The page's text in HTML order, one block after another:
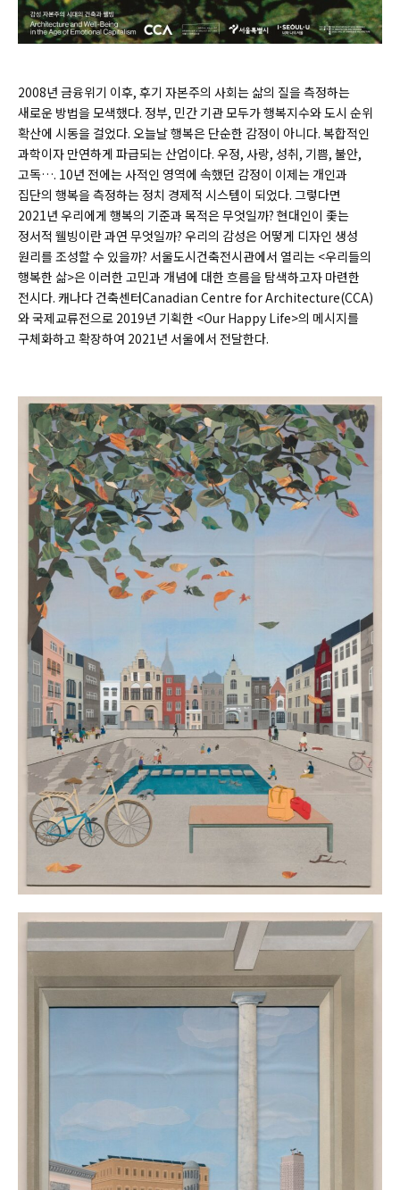
2008년 금융위기 이후, 후기 자본주의 사회는 삶의 질을 측정하는
새로운 방법을 모색했다. 정부, 민간 기관 모두가 행복지수와 도시 순위
확산에 시동을 걸었다. 오늘날 행복은 단순한 감정이 아니다. 복합적인
과학이자 만연하게 파급되는 산업이다. 우정, 사랑, 성취, 기쁨, 불안,
고독…. 10년 전에는 사적인 영역에 속했던 감정이 이제는 개인과
집단의 행복을 측정하는 정치 경제적 시스템이 되었다. 그렇다면
2021년 우리에게 행복의 기준과 목적은 무엇일까? 현대인이 좇는
정서적 웰빙이란 과연 무엇일까? 우리의 감성은 어떻게 디자인 생성
원리를 조성할 수 있을까? 서울도시건축전시관에서 열리는 <우리들의
행복한 삶>은 이러한 고민과 개념에 대한 흐름을 탐색하고자 마련한
전시다. 캐나다 건축센터Canadian Centre for Architecture(CCA)
와 국제교류전으로 2019년 기획한 <Our Happy Life>의 메시지를
구체화하고 확장하여 2021년 서울에서 전달한다.